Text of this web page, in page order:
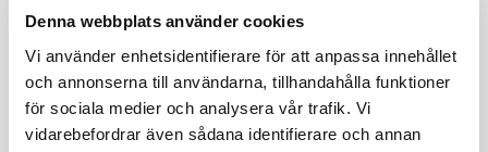
Denna webbplats använder cookies
Vi använder enhetsidentifierare för att anpassa innehållet
och annonserna till användarna, tillhandahålla funktioner
för sociala medier och analysera vår trafik. Vi
vidarebefordrar även sådana identifierare och annan
smidigt och jämnt ut. Prova Gold Led Dual Plates för bättre
kontroll över håret i varje steg av stylingen.
Plattång CP14 Led Gold Dual Plates har två differentierade
plattor och kombinerad beläggning (extra bred 120x30mm):
Titan och keramisk platta berikad med flytande guld.
Justerbar temperatur från 160° till 230°C Värmeplattor
Kollektion
GA.MA
Plattång LED Dual Plates Gold CP14
Art nr: